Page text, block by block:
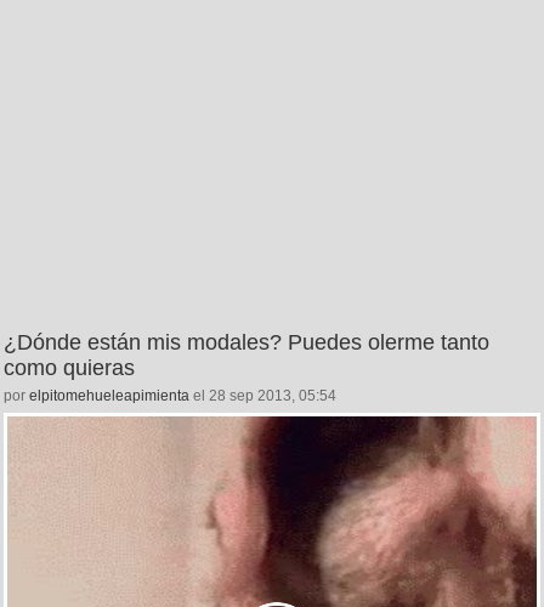
¿Dónde están mis modales? Puedes olerme tanto
como quieras
por elpitomehueleapimienta el 28 sep 2013, 05:54